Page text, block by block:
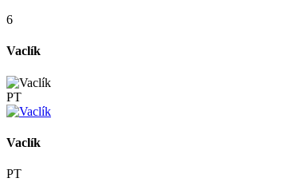
6
Vaclík
PT
Vaclík
PT